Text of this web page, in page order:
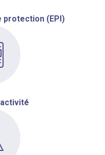
protection (EPI)